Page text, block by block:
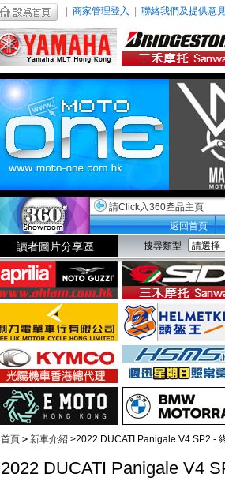
商家管理登入 聯絡我們及提供意
請Click入360產品主頁
返回首頁
讀者圖片分享區 搜尋類型
首頁 > 新車介紹 >2022 DUCATI Panigale V4 SP2 -
2022 DUCATI Panigale V4